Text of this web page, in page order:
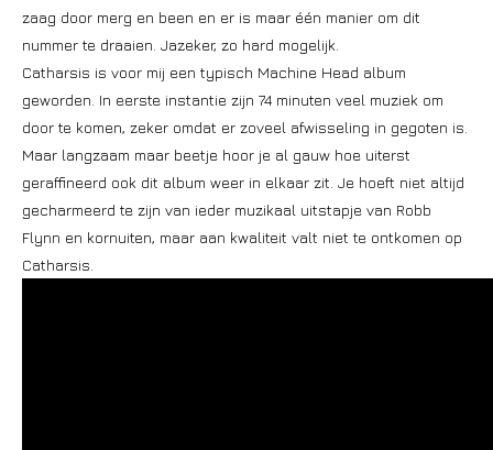
zaag door merg en been en er is maar één manier om dit
nummer te draaien. Jazeker, zo hard mogelijk.
Catharsis is voor mij een typisch Machine Head album
geworden. In eerste instantie zijn 74 minuten veel muziek om
door te komen, zeker omdat er zoveel afwisseling in gegoten is.
Maar langzaam maar beetje hoor je al gauw hoe uiterst
geraffineerd ook dit album weer in elkaar zit. Je hoeft niet altijd
gecharmeerd te zijn van ieder muzikaal uitstapje van Robb
Flynn en kornuiten, maar aan kwaliteit valt niet te ontkomen op
Catharsis.